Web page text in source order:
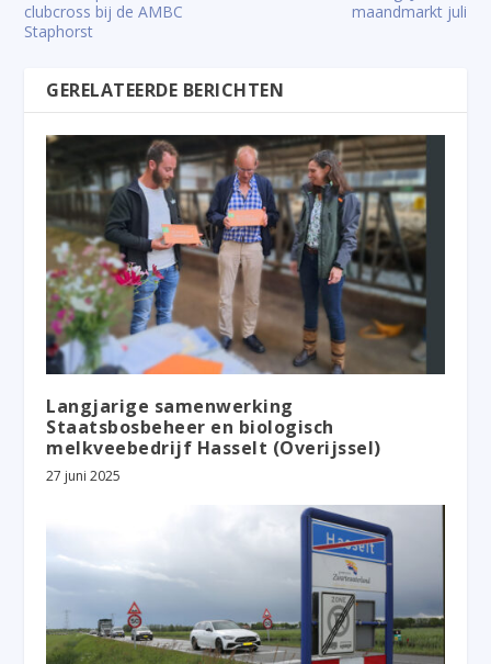
clubcross bij de AMBC
Staphorst
maandmarkt juli
GERELATEERDE BERICHTEN
Langjarige samenwerking
Staatsbosbeheer en biologisch
melkveebedrijf Hasselt (Overijssel)
27 juni 2025